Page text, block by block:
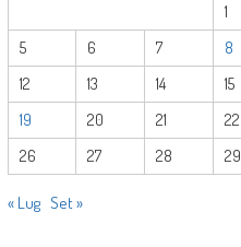
1
5
6 7 8
12
13 14 15
19
20 21 22
26
27 28 29
« Lug Set »